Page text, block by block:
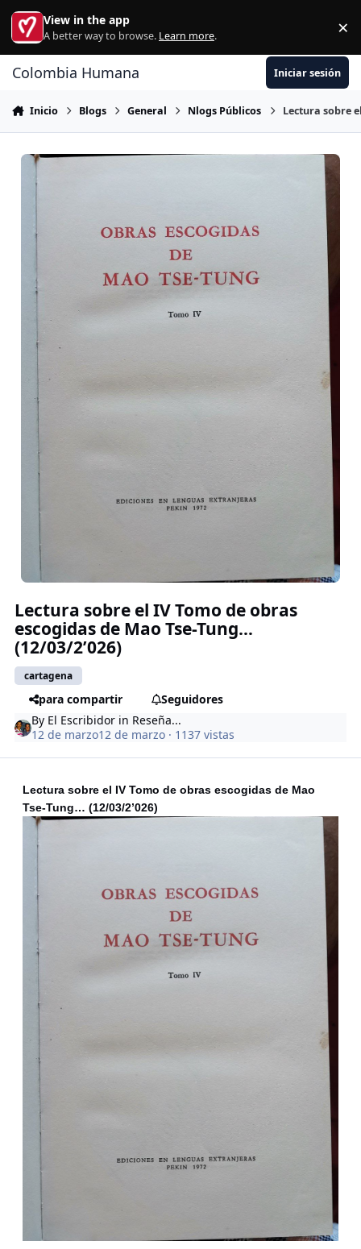
Ir al contenido
View in the app
A better way to browse. Learn more. ×
Colombia Humana Iniciar sesión
Inicio Blogs General Nlogs Públicos Lectura sobre
Lectura sobre el IV Tomo de obras
escogidas de Mao Tse-Tung…
(12/03/2’026)
cartagena
para compartir
Seguidores
By El Escribidor in Reseña...
12 de marzo12 de marzo · 1137 vistas
Lectura sobre el IV Tomo de obras escogidas de Mao
Tse-Tung… (12/03/2’026)